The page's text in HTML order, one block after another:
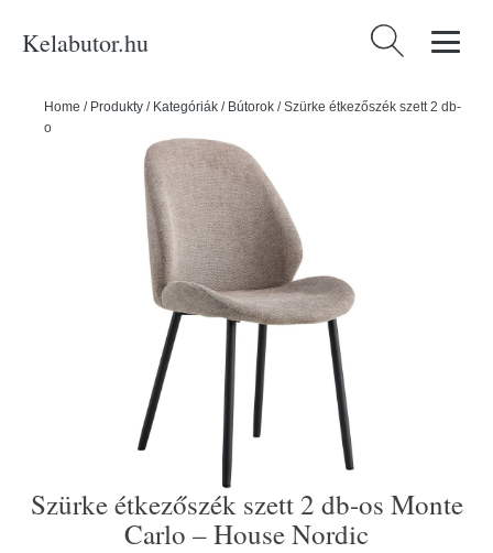
Kelabutor.hu Keresés:
Home / Produkty / Kategóriák / Bútorok /Szürke étkezőszék szett 2 db-
os Monte Carlo – House Nordic
Szürke étkezőszék szett 2 db-os Monte
Carlo – House Nordic